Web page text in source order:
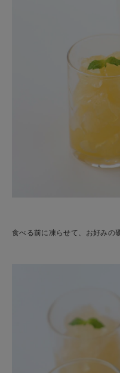
食べる前に凍らせて、お好みの